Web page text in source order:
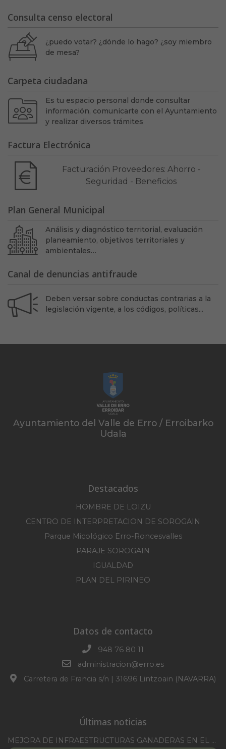
Consulta censo electoral
¿puedo votar? ¿dónde lo hago? ¿soy miembro
de mesa?
Carpeta ciudadana
Es tu espacio personal donde consultar
información, comunicarte con el Ayuntamiento
y realizar diversos trámites
Factura Electrónica
Facturación Proveedores: Ahorro -
Seguridad - Beneficios
Plan General Municipal
Análisis y diagnóstico territorial, evaluación
planeamiento, objetivos territoriales y
ambientales…
Canal de denuncias antifraude
Deben versar sobre conductas contrarias a la
legislación vigente, a los códigos, políticas...
Ayuntamiento del Valle de Erro / Erroibarko
Udala
Destacados
HOMBRE DE LOIZU
CENTRO DE INTERPRETACION DE SOROGAIN
Parque Micológico Erro-Roncesvalles
PARAJE SOROGAIN
IGUALDAD
PLAN DEL PIRINEO
Datos de contacto
948 76 80 11
administracion@erro.es
Carretera de Francia s/n | 31696 Lintzoain (NAVARRA)
Últimas noticias
MEJORA DE INFRAESTRUCTURAS GANADERAS EN EL TM DE ERRO CAMPAÑA 2025-2026